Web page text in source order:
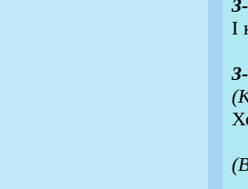
І